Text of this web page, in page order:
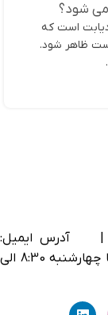
می شود؟
است که
ظاهر شود.
آدرس ایمیل:
| ساعات کاری : شنبه تا چهارشنبه 8:30 الی